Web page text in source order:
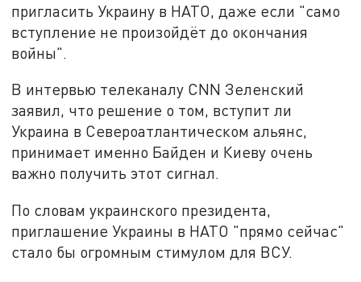
пригласить Украину в НАТО, даже если "само
вступление не произойдëт до окончания
войны".
В интервью телеканалу CNN Зеленский
заявил, что решение о том, вступит ли
Украина в Североатлантическом альянс,
принимает именно Байден и Киеву очень
важно получить этот сигнал.
По словам украинского президента,
приглашение Украины в НАТО "прямо сейчас"
стало бы огромным стимулом для ВСУ.